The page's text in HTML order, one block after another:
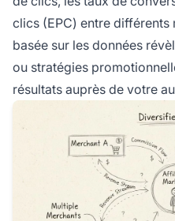
clics (EPC) entre
basée sur les données
ou stratégies
résultats auprès de votre